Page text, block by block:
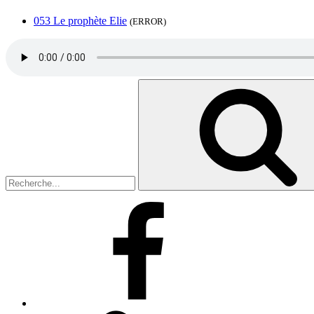
053 Le prophète Elie (ERROR)